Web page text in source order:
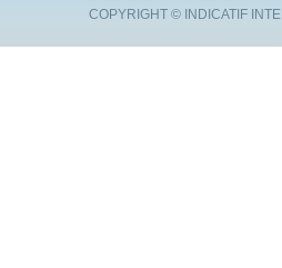
COPYRIGHT © INDICATIF